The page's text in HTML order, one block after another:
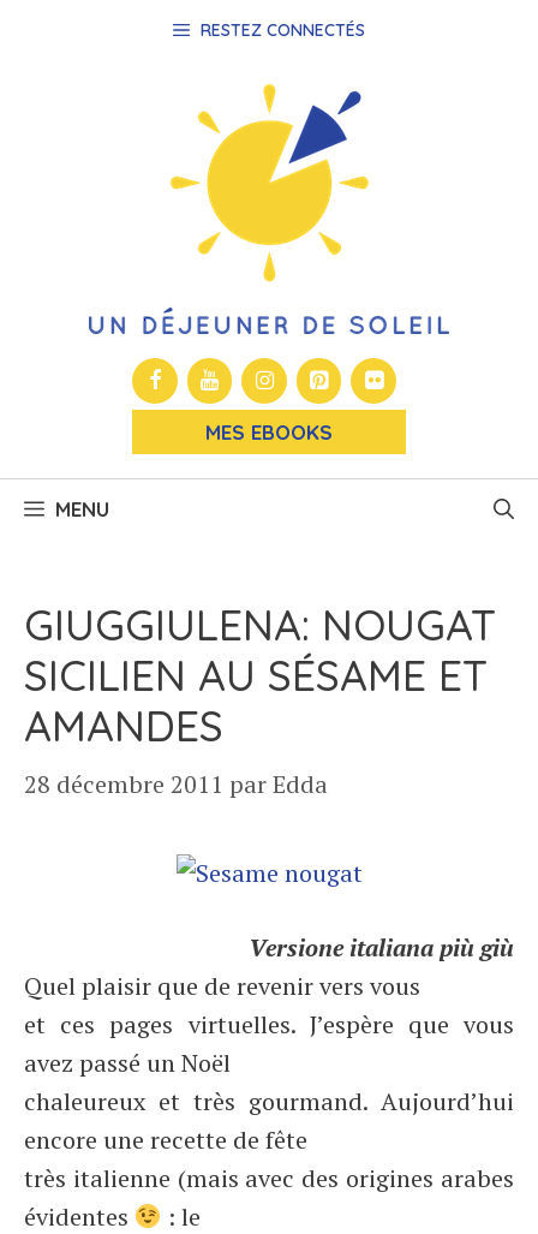
RESTEZ CONNECTÉS
MES EBOOKS
MENU
GIUGGIULENA: NOUGAT
SICILIEN AU SÉSAME ET
AMANDES
28 décembre 2011 parEdda
Versione italiana più giù
Quel plaisir que de revenir vers vous
et ces pages virtuelles. J’espère que vous
avez passé un Noël
chaleureux et très gourmand. Aujourd’hui
encore une recette de fête
très italienne (mais avec des origines arabes
évidentes
: le